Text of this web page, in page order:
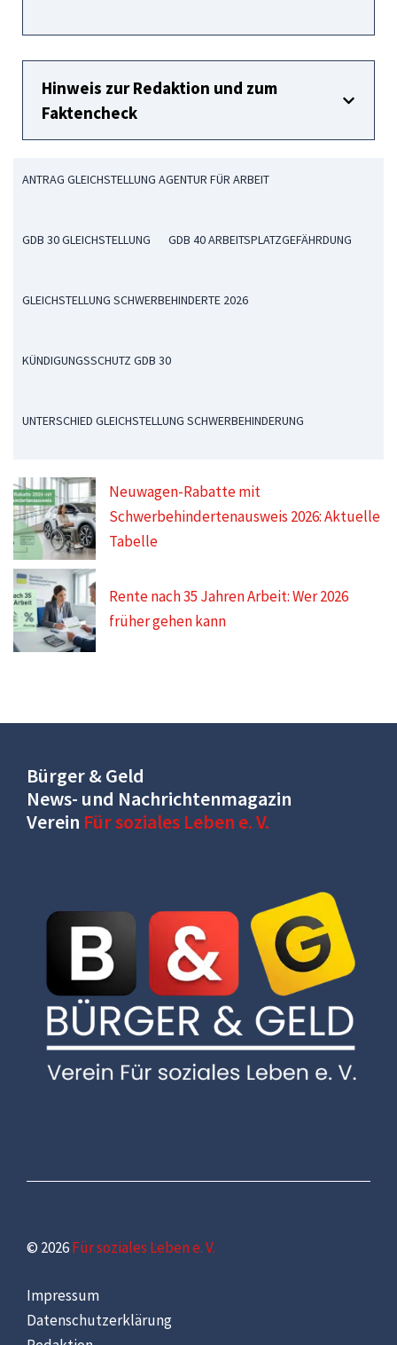
Hinweis zur Redaktion und zum
Faktencheck
ANTRAG GLEICHSTELLUNG AGENTUR FÜR ARBEIT
GDB 30 GLEICHSTELLUNG GDB 40 ARBEITSPLATZGEFÄHRDUNG
GLEICHSTELLUNG SCHWERBEHINDERTE 2026
KÜNDIGUNGSSCHUTZ GDB 30
UNTERSCHIED GLEICHSTELLUNG SCHWERBEHINDERUNG
Neuwagen-Rabatte mit
Schwerbehindertenausweis 2026: Aktuelle
Tabelle
Rente nach 35 Jahren Arbeit: Wer 2026
früher gehen kann
Bürger & Geld
News- und Nachrichtenmagazin
Verein Für soziales Leben e. V.
© 2026Für soziales Leben e. V.
Impressum
Datenschutzerklärung